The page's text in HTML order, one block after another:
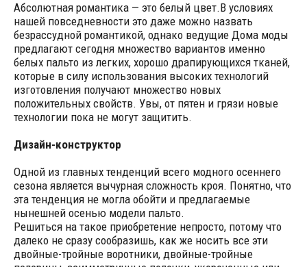
Абсолютная романтика — это белый цвет.В условиях
нашей повседневности это даже можно назвать
безрассудной романтикой, однако ведущие Дома моды
предлагают сегодня множество вариантов именно
белых пальто из легких, хорошо драпирующихся тканей,
которые в силу использования высоких технологий
изготовления получают множество новых
положительных свойств. Увы, от пятен и грязи новые
технологии пока не могут защитить.
Дизайн-конструктор
Одной из главных тенденций всего модного осеннего
сезона является вычурная сложность кроя. Понятно, что
эта тенденция не могла обойти и предлагаемые
нынешней осенью модели пальто.
Решиться на такое приобретение непросто, потому что
далеко не сразу сообразишь, как же носить все эти
двойные-тройные воротники, двойные-тройные